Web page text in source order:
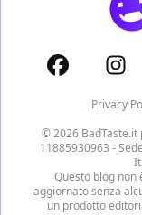
Privacy
© 2026 BadTaste.it
11885930963 -
Questo blog non
aggiornato senza
un prodotto